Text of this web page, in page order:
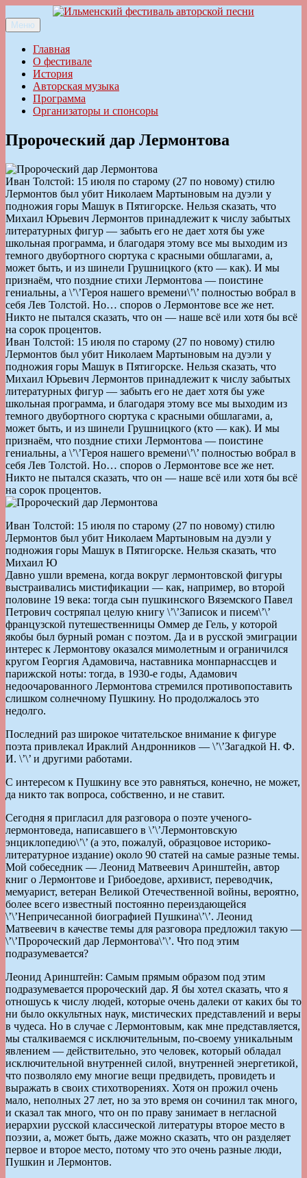
к
содержимому
Ильменский фестиваль авторской песни
Меню
Главная
О фестивале
История
Авторская музыка
Программа
Организаторы и спонсоры
Пророческий дар Лермонтова
Иван Толстой: 15 июля по старому (27 по новому) стилю
Лермонтов был убит Николаем Мартыновым на дуэли у
подножия горы Машук в Пятигорске. Нельзя сказать, что
Михаил Юрьевич Лермонтов принадлежит к числу забытых
литературных фигур — забыть его не дает хотя бы уже
школьная программа, и благодаря этому все мы выходим из
темного двубортного сюртука с красными обшлагами, а,
может быть, и из шинели Грушницкого (кто — как). И мы
признаём, что поздние стихи Лермонтова — поистине
гениальны, а \’\’Героя нашего времени\’\’ полностью вобрал в
себя Лев Толстой. Но… споров о Лермонтове все же нет.
Никто не пытался сказать, что он — наше всё или хотя бы всё
на сорок процентов.
Иван Толстой: 15 июля по старому (27 по новому) стилю
Лермонтов был убит Николаем Мартыновым на дуэли у
подножия горы Машук в Пятигорске. Нельзя сказать, что
Михаил Юрьевич Лермонтов принадлежит к числу забытых
литературных фигур — забыть его не дает хотя бы уже
школьная программа, и благодаря этому все мы выходим из
темного двубортного сюртука с красными обшлагами, а,
может быть, и из шинели Грушницкого (кто — как). И мы
признаём, что поздние стихи Лермонтова — поистине
гениальны, а \’\’Героя нашего времени\’\’ полностью вобрал в
себя Лев Толстой. Но… споров о Лермонтове все же нет.
Никто не пытался сказать, что он — наше всё или хотя бы всё
на сорок процентов.
Иван Толстой: 15 июля по старому (27 по новому) стилю
Лермонтов был убит Николаем Мартыновым на дуэли у
подножия горы Машук в Пятигорске. Нельзя сказать, что
Михаил Ю
Давно ушли времена, когда вокруг лермонтовской фигуры
выстраивались мистификации — как, например, во второй
половине 19 века: тогда сын пушкинского Вяземского Павел
Петрович состряпал целую книгу \’\’Записок и писем\’\’
французской путешественницы Оммер де Гель, у которой
якобы был бурный роман с поэтом. Да и в русской эмиграции
интерес к Лермонтову оказался мимолетным и ограничился
кругом Георгия Адамовича, наставника монпарнассцев и
парижской ноты: тогда, в 1930-е годы, Адамович
недоочарованного Лермонтова стремился противопоставить
слишком солнечному Пушкину. Но продолжалось это
недолго.
Последний раз широкое читательское внимание к фигуре
поэта привлекал Ираклий Андронников — \’\’Загадкой Н. Ф.
И. \’\’ и другими работами.
С интересом к Пушкину все это равняться, конечно, не может,
да никто так вопроса, собственно, и не ставит.
Сегодня я пригласил для разговора о поэте ученого-
лермонтоведа, написавшего в \’\’Лермонтовскую
энциклопедию\’\’ (а это, пожалуй, образцовое историко-
литературное издание) около 90 статей на самые разные темы.
Мой собеседник — Леонид Матвеевич Аринштейн, автор
книг о Лермонтове и Грибоедове, архивист, переводчик,
мемуарист, ветеран Великой Отечественной войны, вероятно,
более всего известный постоянно переиздающейся
\’\’Непричесанной биографией Пушкина\’\’. Леонид
Матвеевич в качестве темы для разговора предложил такую —
\’\’Пророческий дар Лермонтова\’\’. Что под этим
подразумевается?
Леонид Аринштейн: Самым прямым образом под этим
подразумевается пророческий дар. Я бы хотел сказать, что я
отношусь к числу людей, которые очень далеки от каких бы то
ни было оккультных наук, мистических представлений и веры
в чудеса. Но в случае с Лермонтовым, как мне представляется,
мы сталкиваемся с исключительным, по-своему уникальным
явлением — действительно, это человек, который обладал
исключительной внутренней силой, внутренней энергетикой,
что позволяло ему многие вещи предвидеть, провидеть и
выражать в своих стихотворениях. Хотя он прожил очень
мало, неполных 27 лет, но за это время он сочинил так много,
и сказал так много, что он по праву занимает в негласной
иерархии русской классической литературы второе место в
поэзии, а, может быть, даже можно сказать, что он разделяет
первое и второе место, потому что это очень разные люди,
Пушкин и Лермонтов.